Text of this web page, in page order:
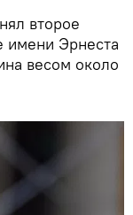
второе
имени Эрнеста
весом около